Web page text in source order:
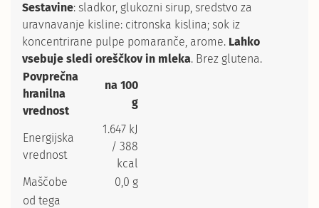
Sestavine: sladkor, glukozni sirup, sredstvo za
uravnavanje kisline: citronska kislina; sok iz
koncentrirane pulpe pomaranče, arome. Lahko
vsebuje sledi oreščkov in mleka. Brez glutena.
Povprečna
hranilna
vrednost
na 100
g
Energijska
vrednost
1.647 kJ
/ 388
kcal
Maščobe
0,0 g
od tega